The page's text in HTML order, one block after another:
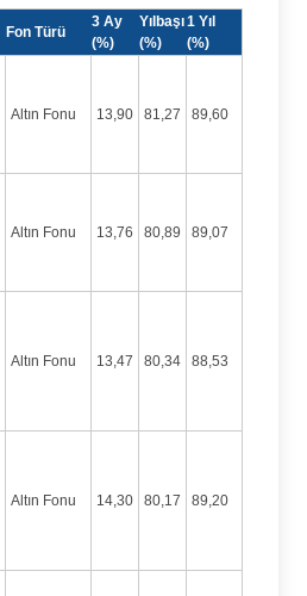
Fon Türü
3 Ay
(%)
Yılbaşı
(%)
1 Yıl
(%)
Altın Fonu 13,90 81,27 89,60
Altın Fonu 13,76 80,89 89,07
Altın Fonu 13,47 80,34 88,53
Altın Fonu 14,30 80,17 89,20